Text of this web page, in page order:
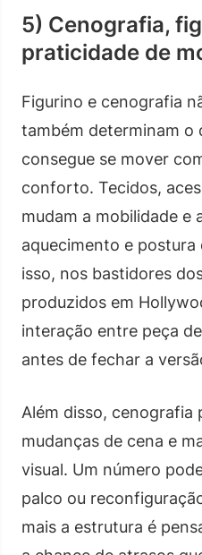
5) Cenografia,
praticidade de
Figurino e cenografia
também determinam o
consegue se mover
conforto. Tecidos,
mudam a mobilidade e
aquecimento e
isso, nos bastidores
produzidos em
interação entre peça
antes de fechar a
Além disso, cenografia
mudanças de cena e
visual. Um número
palco ou
mais a estrutura é